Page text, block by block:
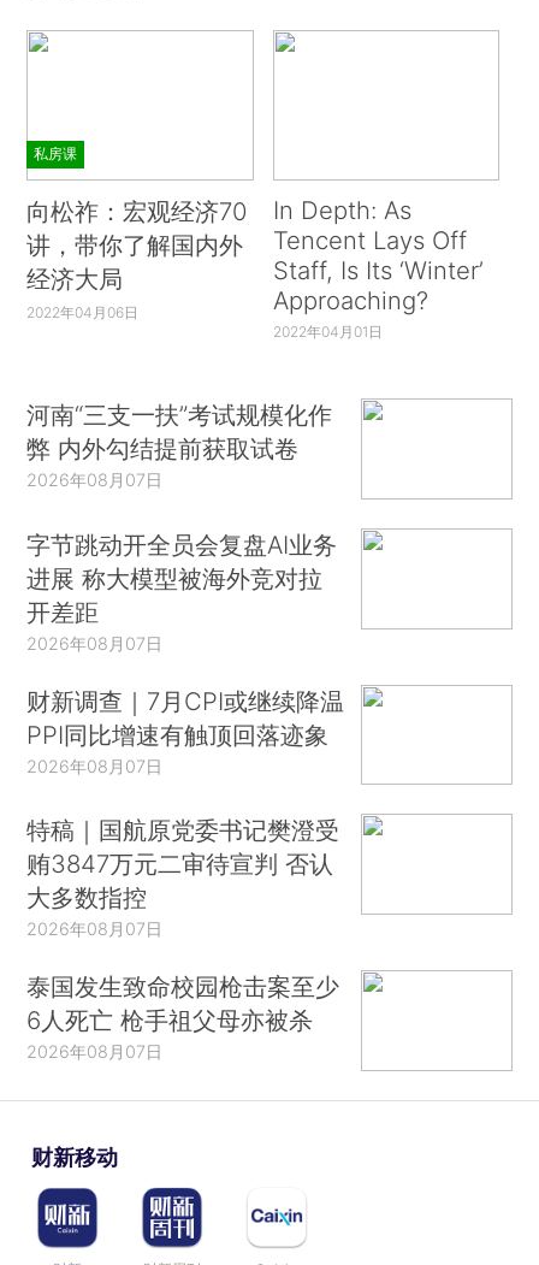
私房课
向松祚：宏观经济70
讲，带你了解国内外
经济大局
2022年04月06日
In Depth: As
Tencent Lays Off
Staff, Is Its ‘Winter’
Approaching?
2022年04月01日
河南“三支一扶”考试规模化作
弊 内外勾结提前获取试卷
2026年08月07日
字节跳动开全员会复盘AI业务
进展 称大模型被海外竞对拉
开差距
2026年08月07日
财新调查｜7月CPI或继续降温
PPI同比增速有触顶回落迹象
2026年08月07日
特稿｜国航原党委书记樊澄受
贿3847万元二审待宣判 否认
大多数指控
2026年08月07日
泰国发生致命校园枪击案至少
6人死亡 枪手祖父母亦被杀
2026年08月07日
财新移动